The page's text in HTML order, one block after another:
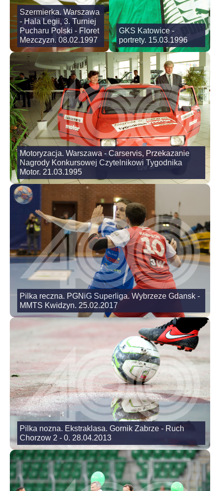
Szermierka. Warszawa
- Hala Legii, 3. Turniej
Pucharu Polski - Floret
Mezczyzn. 08.02.1997
GKS Katowice -
portrety. 15.03.1996
Motoryzacja. Warszawa - Carservis, Przekazanie
Nagrody Konkursowej Czytelnikowi Tygodnika
Motor. 21.03.1995
Pilka reczna. PGNiG Superliga. Wybrzeze Gdansk -
MMTS Kwidzyn. 25.02.2017
Pilka nozna. Ekstraklasa. Gornik Zabrze - Ruch
Chorzow 2 - 0. 28.04.2013